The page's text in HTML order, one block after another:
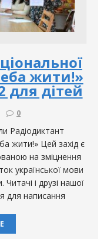
жити!»
для дітей
0
Радіодиктант
жити!» Цей захід є
на зміцнення
української мови
і друзі нашої
для написання